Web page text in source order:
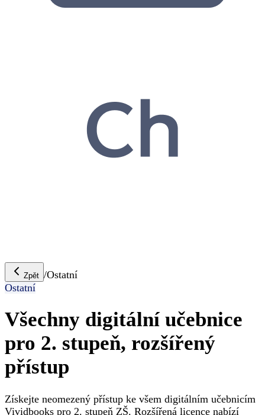
Zpět /Ostatní
Ostatní
Všechny digitální učebnice
pro 2. stupeň, rozšířený
přístup
Získejte neomezený přístup ke všem digitálním učebnicím
Vividbooks pro 2. stupeň ZŠ. Rozšířená licence nabízí